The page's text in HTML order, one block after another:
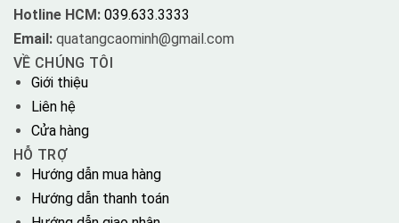
Hotline HCM: 039.633.3333
Email: quatangcaominh@gmail.com
VỀ CHÚNG TÔI
Giới thiệu
Liên hệ
Cửa hàng
HỖ TRỢ
Hướng dẫn mua hàng
Hướng dẫn thanh toán